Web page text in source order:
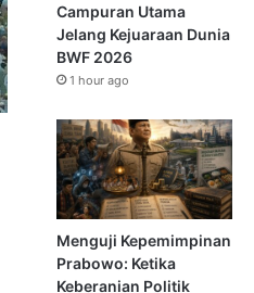
Campuran Utama
Jelang Kejuaraan Dunia
BWF 2026
1 hour ago
Menguji Kepemimpinan
Prabowo: Ketika
Keberanian Politik